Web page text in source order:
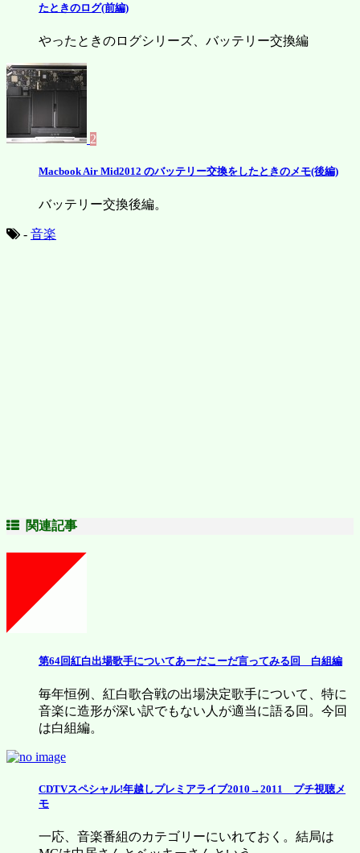
たときのログ(前編)
やったときのログシリーズ、バッテリー交換編
2
Macbook Air Mid2012 のバッテリー交換をしたときのメモ(後編)
バッテリー交換後編。
- 音楽
関連記事
第64回紅白出場歌手についてあーだこーだ言ってみる回 白組編
毎年恒例、紅白歌合戦の出場決定歌手について、特に
音楽に造形が深い訳でもない人が適当に語る回。今回
は白組編。
CDTVスペシャル!年越しプレミアライブ2010→2011 プチ視聴メ
モ
一応、音楽番組のカテゴリーにいれておく。結局は